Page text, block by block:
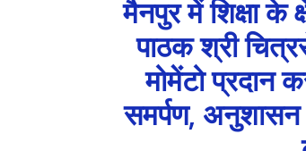
मैनपुर में शिक्षा के
पाठक श्री
मोमेंटो प्रदान
समर्पण, अनुशासन